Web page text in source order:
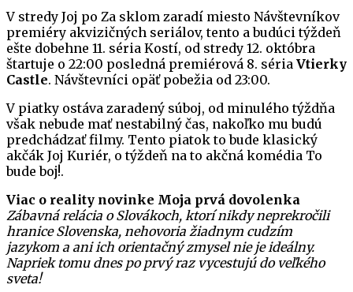
V stredy Joj po Za sklom zaradí miesto Návštevníkov
premiéry akvizičných seriálov, tento a budúci týždeň
ešte dobehne 11. séria Kostí, od stredy 12. októbra
štartuje o 22:00 posledná premiérová 8. séria Vtierky
Castle. Návštevníci opäť pobežia od 23:00.
V piatky ostáva zaradený súboj, od minulého týždňa
však nebude mať nestabilný čas, nakoľko mu budú
predchádzať filmy. Tento piatok to bude klasický
akčák Joj Kuriér, o týždeň na to akčná komédia To
bude boj!.
Viac o reality novinke Moja prvá dovolenka
Zábavná relácia o Slovákoch, ktorí nikdy neprekročili
hranice Slovenska, nehovoria žiadnym cudzím
jazykom a ani ich orientačný zmysel nie je ideálny.
Napriek tomu dnes po prvý raz vycestujú do veľkého
sveta!